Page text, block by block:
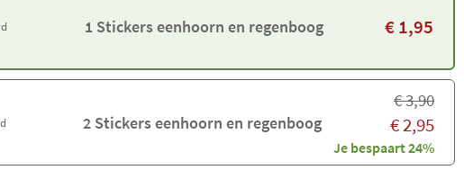
1 Stickers eenhoorn en regenboog €1,95
2 Stickers eenhoorn en regenboog
€3,90
€2,95
Je bespaart 24%